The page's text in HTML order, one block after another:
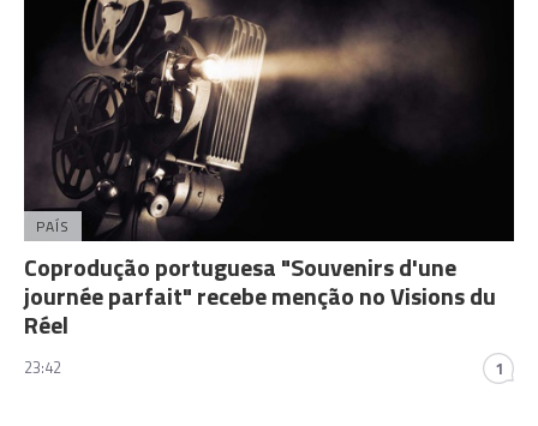
PAÍS
Coprodução portuguesa "Souvenirs d'une
journée parfait" recebe menção no Visions du
Réel
23:42 1